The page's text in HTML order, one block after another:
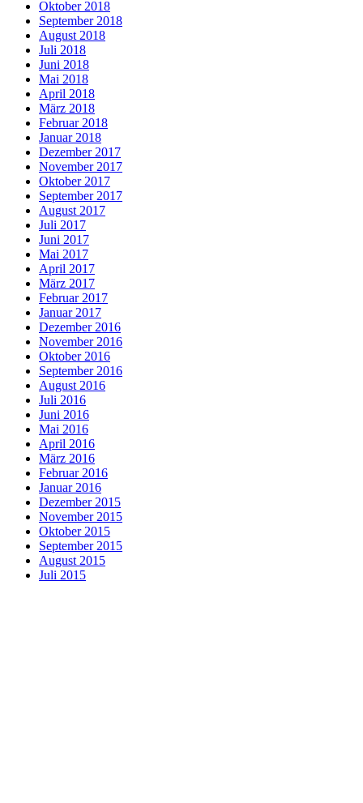
Oktober 2018
September 2018
August 2018
Juli 2018
Juni 2018
Mai 2018
April 2018
März 2018
Februar 2018
Januar 2018
Dezember 2017
November 2017
Oktober 2017
September 2017
August 2017
Juli 2017
Juni 2017
Mai 2017
April 2017
März 2017
Februar 2017
Januar 2017
Dezember 2016
November 2016
Oktober 2016
September 2016
August 2016
Juli 2016
Juni 2016
Mai 2016
April 2016
März 2016
Februar 2016
Januar 2016
Dezember 2015
November 2015
Oktober 2015
September 2015
August 2015
Juli 2015